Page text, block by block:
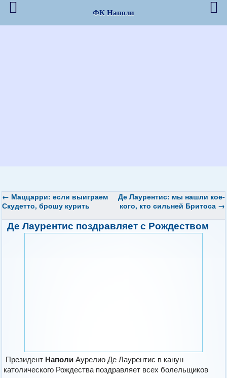
← Маццарри: если выиграем
Скудетто, брошу курить
Де Лаурентис: мы нашли кое-
кого, кто сильней Бритоса →
Де Лаурентис поздравляет с Рождеством
Президент Наполи Аурелио Де Лаурентис в канун
католического Рождества поздравляет всех болельщиков
ФК Наполи